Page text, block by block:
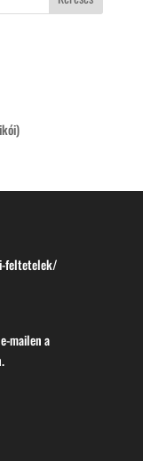
feltetelek/
mailen a